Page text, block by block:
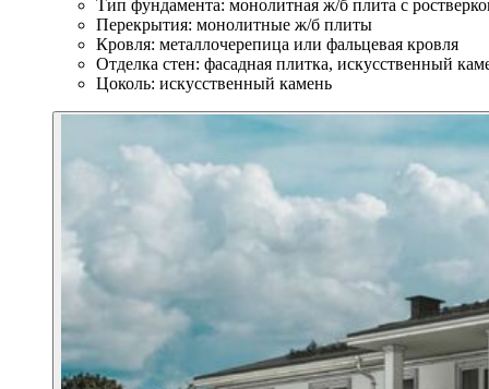
Тип фундамента: монолитная ж/б плита с
Перекрытия: монолитные ж/б плиты
Кровля: металлочерепица или фальцевая кровля
Отделка стен: фасадная плитка, искусственный
Цоколь: искусственный камень